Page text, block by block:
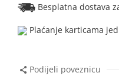
Besplatna dostava
Plaćanje karticama
Podijeli poveznicu